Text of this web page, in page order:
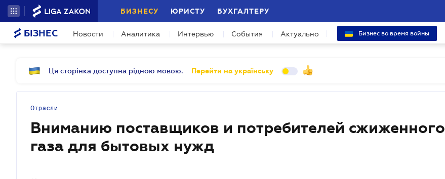
БИЗНЕСУ ЮРИСТУ БУХГАЛТЕРУ
БІЗНЕС Новости Аналитика Интервью События Актуально Бизнес во время войны
Ця сторінка доступна рідною мовою. Перейти на українську
Отрасли
Вниманию поставщиков и потребителей сжиженного
газа для бытовых нужд